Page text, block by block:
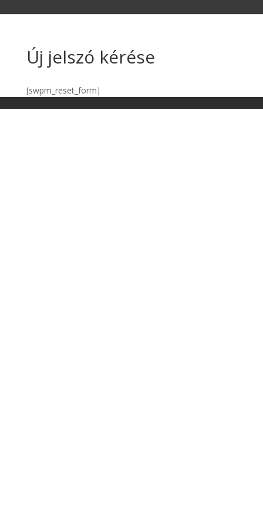
Új jelszó kérése
[swpm_reset_form]